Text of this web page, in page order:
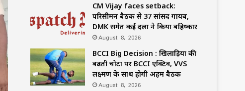
CM Vijay faces setback:
परिसीमन बैठक से 37 सांसद गायब,
DMK समेत कई दलों ने किया बहिष्कार
August 8, 2026
BCCI Big Decision : खिलाड़ियों की
बढ़ती चोटों पर BCCI एक्टिव, VVS
लक्ष्मण के साथ होगी अहम बैठक
August 8, 2026